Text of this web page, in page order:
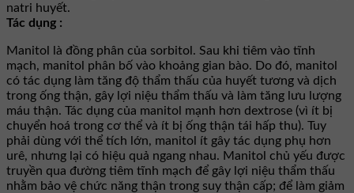
natri huyết.
Tác dụng :
Manitol là đồng phân của sorbitol. Sau khi tiêm vào tĩnh
mạch, manitol phân bố vào khoảng gian bào. Do đó, manitol
có tác dụng làm tăng độ thẩm thấu của huyết tương và dịch
trong ống thận, gây lợi niệu thẩm thấu và làm tăng lưu lượng
máu thận. Tác dụng của manitol mạnh hơn dextrose (vì ít bị
chuyển hoá trong cơ thể và ít bị ống thận tái hấp thu). Tuy
phải dùng với thể tích lớn, manitol ít gây tác dụng phụ hơn
urê, nhưng lại có hiệu quả ngang nhau. Manitol chủ yếu được
truyền qua đường tiêm tĩnh mạch để gây lợi niệu thẩm thấu
nhằm bảo vệ chức năng thận trong suy thận cấp; để làm giảm